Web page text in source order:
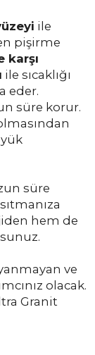
ile
pişirme
karşı
ile sıcaklığı
eder.
süre korur.
süre
hem de
ve
olacak.
Granit